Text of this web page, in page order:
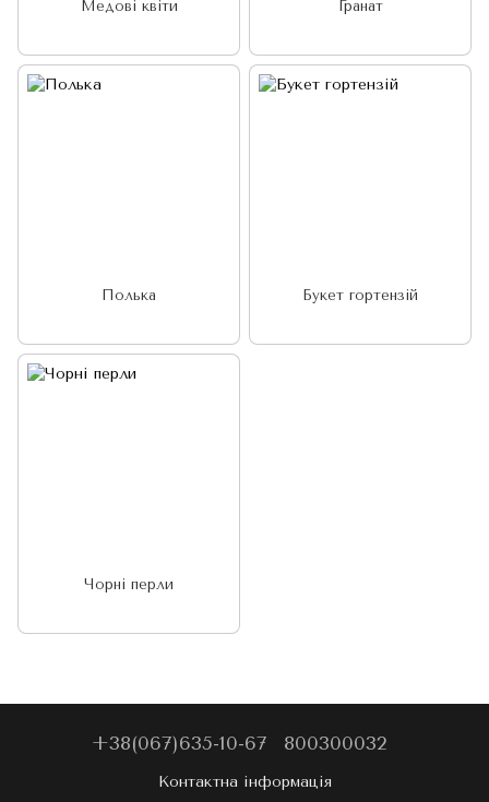
Медові квіти Гранат
Полька Букет гортензій
Чорні перли
+38(067)635-10-67 800300032
Контактна інформація